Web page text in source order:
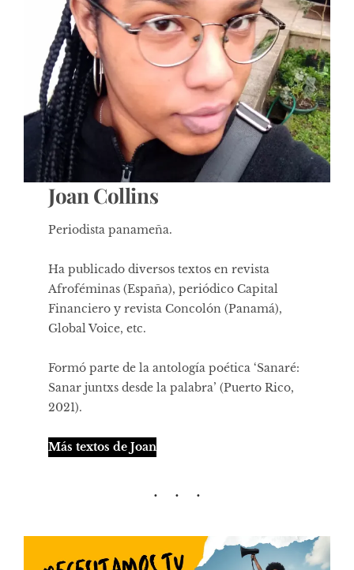
Joan Collins
Periodista panameña.
Ha publicado diversos textos en revista
Afroféminas (España), periódico Capital
Financiero y revista Concolón (Panamá),
Global Voice, etc.
Formó parte de la antología poética ‘Sanaré:
Sanar juntxs desde la palabra’ (Puerto Rico,
2021).
Más textos de Joan